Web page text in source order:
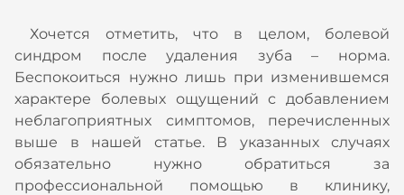
Хочется отметить, что в целом, болевой
синдром после удаления зуба – норма.
Беспокоиться нужно лишь при изменившемся
характере болевых ощущений с добавлением
неблагоприятных симптомов, перечисленных
выше в нашей статье. В указанных случаях
обязательно нужно обратиться за
профессиональной помощью в клинику,